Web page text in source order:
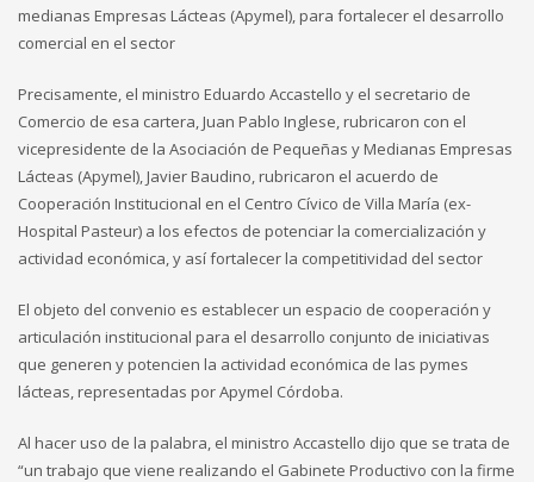
medianas Empresas Lácteas (Apymel), para fortalecer el desarrollo
comercial en el sector
Precisamente, el ministro Eduardo Accastello y el secretario de
Comercio de esa cartera, Juan Pablo Inglese, rubricaron con el
vicepresidente de la Asociación de Pequeñas y Medianas Empresas
Lácteas (Apymel), Javier Baudino, rubricaron el acuerdo de
Cooperación Institucional en el Centro Cívico de Villa María (ex-
Hospital Pasteur) a los efectos de potenciar la comercialización y
actividad económica, y así fortalecer la competitividad del sector
El objeto del convenio es establecer un espacio de cooperación y
articulación institucional para el desarrollo conjunto de iniciativas
que generen y potencien la actividad económica de las pymes
lácteas, representadas por Apymel Córdoba.
Al hacer uso de la palabra, el ministro Accastello dijo que se trata de
“un trabajo que viene realizando el Gabinete Productivo con la firme